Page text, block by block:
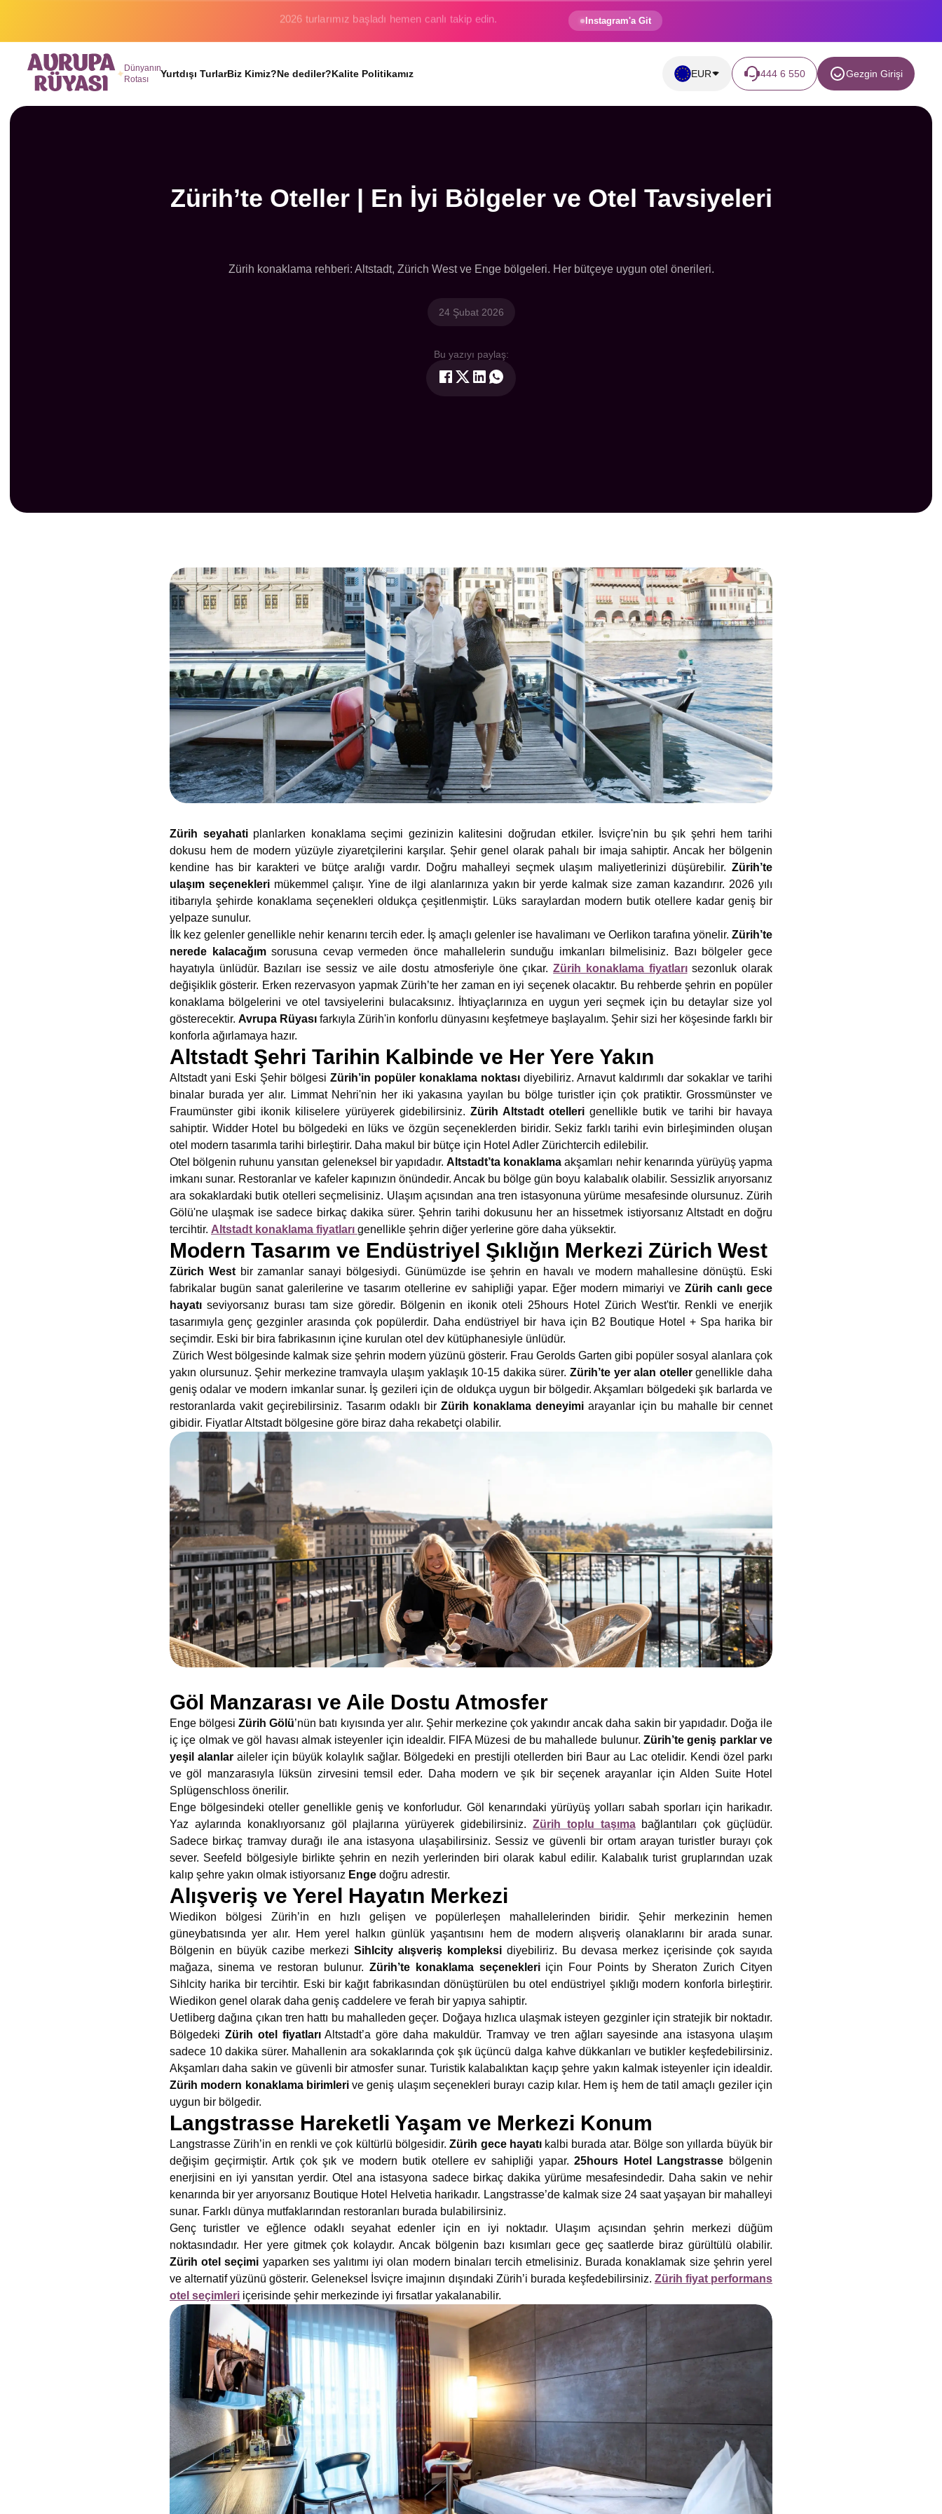
Binlerce gezginin hayali gerçek oluyor. Instagram'a Git
Dünyanın
Rotası
Yurtdışı TurlarBiz Kimiz?Ne dediler?Kalite Politikamız EUR 444 6 550 Gezgin Girişi
Zürih’te Oteller | En İyi Bölgeler ve Otel Tavsiyeleri
Zürih konaklama rehberi: Altstadt, Zürich West ve Enge bölgeleri. Her bütçeye uygun otel önerileri.
24 Şubat 2026
Bu yazıyı paylaş:
Zürih seyahatiplanlarken konaklama seçimi gezinizin kalitesini doğrudan etkiler. İsviçre'nin bu şık şehri hem tarihi
dokusu hem de modern yüzüyle ziyaretçilerini karşılar. Şehir genel olarak pahalı bir imaja sahiptir. Ancak her bölgenin
kendine has bir karakteri ve bütçe aralığı vardır. Doğru mahalleyi seçmek ulaşım maliyetlerinizi düşürebilir. Zürih’te
ulaşım seçeneklerimükemmel çalışır. Yine de ilgi alanlarınıza yakın bir yerde kalmak size zaman kazandırır. 2026 yılı
itibarıyla şehirde konaklama seçenekleri oldukça çeşitlenmiştir. Lüks saraylardan modern butik otellere kadar geniş bir
yelpaze sunulur.
İlk kez gelenler genellikle nehir kenarını tercih eder. İş amaçlı gelenler ise havalimanı ve Oerlikon tarafına yönelir. Zürih’te
nerede kalacağımsorusuna cevap vermeden önce mahallelerin sunduğu imkanları bilmelisiniz. Bazı bölgeler gece
hayatıyla ünlüdür. Bazıları ise sessiz ve aile dostu atmosferiyle öne çıkar.Zürih konaklama fiyatlarısezonluk olarak
değişiklik gösterir. Erken rezervasyon yapmak Zürih’te her zaman en iyi seçenek olacaktır. Bu rehberde şehrin en popüler
konaklama bölgelerini ve otel tavsiyelerini bulacaksınız. İhtiyaçlarınıza en uygun yeri seçmek için bu detaylar size yol
gösterecektir. Avrupa Rüyası farkıyla Zürih'in konforlu dünyasını keşfetmeye başlayalım. Şehir sizi her köşesinde farklı bir
konforla ağırlamaya hazır.
Altstadt Şehri Tarihin Kalbinde ve Her Yere Yakın
Altstadt yani Eski Şehir bölgesi Zürih’in popüler konaklama noktası diyebiliriz. Arnavut kaldırımlı dar sokaklar ve tarihi
binalar burada yer alır. Limmat Nehri'nin her iki yakasına yayılan bu bölge turistler için çok pratiktir. Grossmünster ve
Fraumünster gibi ikonik kiliselere yürüyerek gidebilirsiniz. Zürih Altstadt otelleri genellikle butik ve tarihi bir havaya
sahiptir. Widder Hotel bu bölgedeki en lüks ve özgün seçeneklerden biridir. Sekiz farklı tarihi evin birleşiminden oluşan
otel modern tasarımla tarihi birleştirir. Daha makul bir bütçe için Hotel Adler Zürichtercih edilebilir.
Otel bölgenin ruhunu yansıtan geleneksel bir yapıdadır.Altstadt’ta konaklama akşamları nehir kenarında yürüyüş yapma
imkanı sunar. Restoranlar ve kafeler kapınızın önündedir. Ancak bu bölge gün boyu kalabalık olabilir. Sessizlik arıyorsanız
ara sokaklardaki butik otelleri seçmelisiniz. Ulaşım açısından ana tren istasyonuna yürüme mesafesinde olursunuz. Zürih
Gölü'ne ulaşmak ise sadece birkaç dakika sürer. Şehrin tarihi dokusunu her an hissetmek istiyorsanız Altstadt en doğru
tercihtir. Altstadt konaklama fiyatları genellikle şehrin diğer yerlerine göre daha yüksektir.
Modern Tasarım ve Endüstriyel Şıklığın Merkezi Zürich West
Zürich Westbir zamanlar sanayi bölgesiydi. Günümüzde ise şehrin en havalı ve modern mahallesine dönüştü. Eski
fabrikalar bugün sanat galerilerine ve tasarım otellerine ev sahipliği yapar. Eğer modern mimariyi ve Zürih canlı gece
hayatı seviyorsanız burası tam size göredir. Bölgenin en ikonik oteli 25hours Hotel Zürich West'tir. Renkli ve enerjik
tasarımıyla genç gezginler arasında çok popülerdir. Daha endüstriyel bir hava için B2 Boutique Hotel + Spa harika bir
seçimdir. Eski bir bira fabrikasının içine kurulan otel dev kütüphanesiyle ünlüdür.
Zürich West bölgesinde kalmak size şehrin modern yüzünü gösterir. Frau Gerolds Garten gibi popüler sosyal alanlara çok
yakın olursunuz. Şehir merkezine tramvayla ulaşım yaklaşık 10-15 dakika sürer. Zürih’te yer alan otellergenellikle daha
geniş odalar ve modern imkanlar sunar. İş gezileri için de oldukça uygun bir bölgedir. Akşamları bölgedeki şık barlarda ve
restoranlarda vakit geçirebilirsiniz. Tasarım odaklı bir Zürih konaklama deneyimi arayanlar için bu mahalle bir cennet
gibidir. Fiyatlar Altstadt bölgesine göre biraz daha rekabetçi olabilir.
Göl Manzarası ve Aile Dostu Atmosfer
Enge bölgesiZürih Gölü’nün batı kıyısında yer alır. Şehir merkezine çok yakındır ancak daha sakin bir yapıdadır. Doğa ile
iç içe olmak ve göl havası almak isteyenler için idealdir. FIFA Müzesi de bu mahallede bulunur.Zürih’te geniş parklar ve
yeşil alanlar aileler için büyük kolaylık sağlar. Bölgedeki en prestijli otellerden biri Baur au Lac otelidir. Kendi özel parkı
ve göl manzarasıyla lüksün zirvesini temsil eder. Daha modern ve şık bir seçenek arayanlar için Alden Suite Hotel
Splügenschloss önerilir.
Enge bölgesindeki oteller genellikle geniş ve konforludur. Göl kenarındaki yürüyüş yolları sabah sporları için harikadır.
Yaz aylarında konaklıyorsanız göl plajlarına yürüyerek gidebilirsiniz. Zürih toplu taşımabağlantıları çok güçlüdür.
Sadece birkaç tramvay durağı ile ana istasyona ulaşabilirsiniz. Sessiz ve güvenli bir ortam arayan turistler burayı çok
sever. Seefeld bölgesiyle birlikte şehrin en nezih yerlerinden biri olarak kabul edilir. Kalabalık turist gruplarından uzak
kalıp şehre yakın olmak istiyorsanız Enge doğru adrestir.
Alışveriş ve Yerel Hayatın Merkezi
Wiedikon bölgesi Zürih’in en hızlı gelişen ve popülerleşen mahallelerinden biridir. Şehir merkezinin hemen
güneybatısında yer alır. Hem yerel halkın günlük yaşantısını hem de modern alışveriş olanaklarını bir arada sunar.
Bölgenin en büyük cazibe merkezi Sihlcity alışveriş kompleksi diyebiliriz. Bu devasa merkez içerisinde çok sayıda
mağaza, sinema ve restoran bulunur. Zürih’te konaklama seçenekleriiçin Four Points by Sheraton Zurich Cityen
Sihlcity harika bir tercihtir. Eski bir kağıt fabrikasından dönüştürülen bu otel endüstriyel şıklığı modern konforla birleştirir.
Wiedikon genel olarak daha geniş caddelere ve ferah bir yapıya sahiptir.
Uetliberg dağına çıkan tren hattı bu mahalleden geçer. Doğaya hızlıca ulaşmak isteyen gezginler için stratejik bir noktadır.
Bölgedeki Zürih otel fiyatlarıAltstadt’a göre daha makuldür. Tramvay ve tren ağları sayesinde ana istasyona ulaşım
sadece 10 dakika sürer. Mahallenin ara sokaklarında çok şık üçüncü dalga kahve dükkanları ve butikler keşfedebilirsiniz.
Akşamları daha sakin ve güvenli bir atmosfer sunar. Turistik kalabalıktan kaçıp şehre yakın kalmak isteyenler için idealdir.
Zürih modern konaklama birimlerive geniş ulaşım seçenekleri burayı cazip kılar. Hem iş hem de tatil amaçlı geziler için
uygun bir bölgedir.
Langstrasse Hareketli Yaşam ve Merkezi Konum
Langstrasse Zürih’in en renkli ve çok kültürlü bölgesidir.Zürih gece hayatıkalbi burada atar. Bölge son yıllarda büyük bir
değişim geçirmiştir. Artık çok şık ve modern butik otellere ev sahipliği yapar.25hours Hotel Langstrasse bölgenin
enerjisini en iyi yansıtan yerdir. Otel ana istasyona sadece birkaç dakika yürüme mesafesindedir. Daha sakin ve nehir
kenarında bir yer arıyorsanız Boutique Hotel Helvetia harikadır. Langstrasse’de kalmak size 24 saat yaşayan bir mahalleyi
sunar. Farklı dünya mutfaklarından restoranları burada bulabilirsiniz.
Genç turistler ve eğlence odaklı seyahat edenler için en iyi noktadır. Ulaşım açısından şehrin merkezi düğüm
noktasındadır. Her yere gitmek çok kolaydır. Ancak bölgenin bazı kısımları gece geç saatlerde biraz gürültülü olabilir.
Zürih otel seçimi yaparken ses yalıtımı iyi olan modern binaları tercih etmelisiniz. Burada konaklamak size şehrin yerel
ve alternatif yüzünü gösterir. Geleneksel İsviçre imajının dışındaki Zürih’i burada keşfedebilirsiniz. Zürih fiyat performans
otel seçimleri içerisinde şehir merkezinde iyi fırsatlar yakalanabilir.